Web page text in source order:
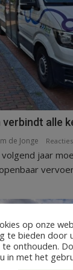
alle
de Jonge
volgend jaar
op onze
te bieden door
te onthouden.
in met het